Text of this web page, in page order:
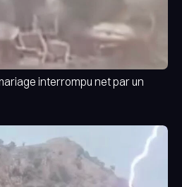
interrompu net par un